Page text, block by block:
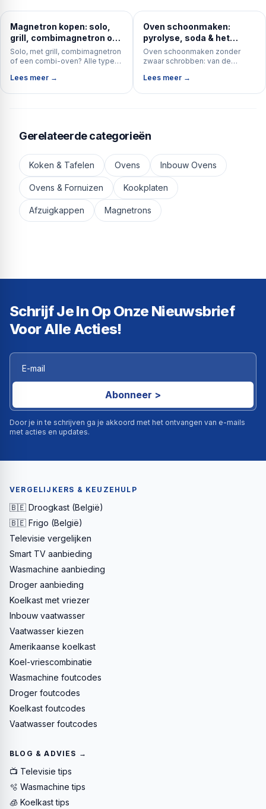
Magnetron kopen: solo,
grill, combimagnetron of
combi-oven?
Solo, met grill, combimagnetron
of een combi-oven? Alle typen
koopadvies over vermogen,
Lees meer →
Oven schoonmaken:
pyrolyse, soda & het
ovenglas (complete gids)
Oven schoonmaken zonder
zwaar schrobben: van de
simpele sodapasta, plus het
Lees meer →
Gerelateerde categorieën
Koken & Tafelen Ovens Inbouw Ovens
Ovens & Fornuizen Kookplaten
Afzuigkappen Magnetrons
Schrijf Je In Op Onze Nieuwsbrief
Voor Alle Acties!
Abonneer >
Door je in te schrijven ga je akkoord met het ontvangen van e-mails
met acties en updates.
VERGELIJKERS & KEUZEHULP
🇧🇪 Droogkast (België)
🇧🇪 Frigo (België)
Televisie vergelijken
Smart TV aanbieding
Wasmachine aanbieding
Droger aanbieding
Koelkast met vriezer
Inbouw vaatwasser
Vaatwasser kiezen
Amerikaanse koelkast
Koel-vriescombinatie
Wasmachine foutcodes
Droger foutcodes
Koelkast foutcodes
Vaatwasser foutcodes
BLOG & ADVIES →
📺 Televisie tips
🫧 Wasmachine tips
🧊 Koelkast tips